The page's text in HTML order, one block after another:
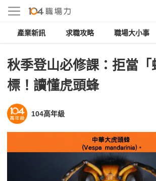
產業新訊 求職攻略 職場大小事
秋季登山必修課：拒當「
標！讀懂虎頭蜂
104高年級